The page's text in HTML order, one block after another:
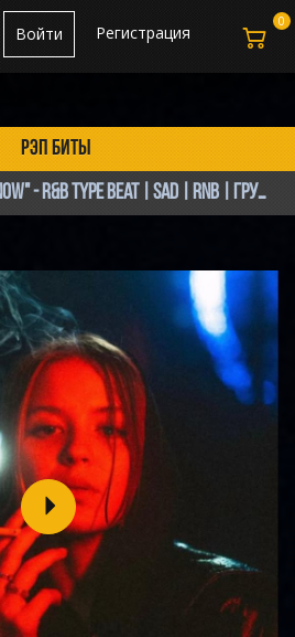
Регистрация
Войти
рэп биты
Type Beat | Sad | RnB | Грустный Бит | Лиричный
0